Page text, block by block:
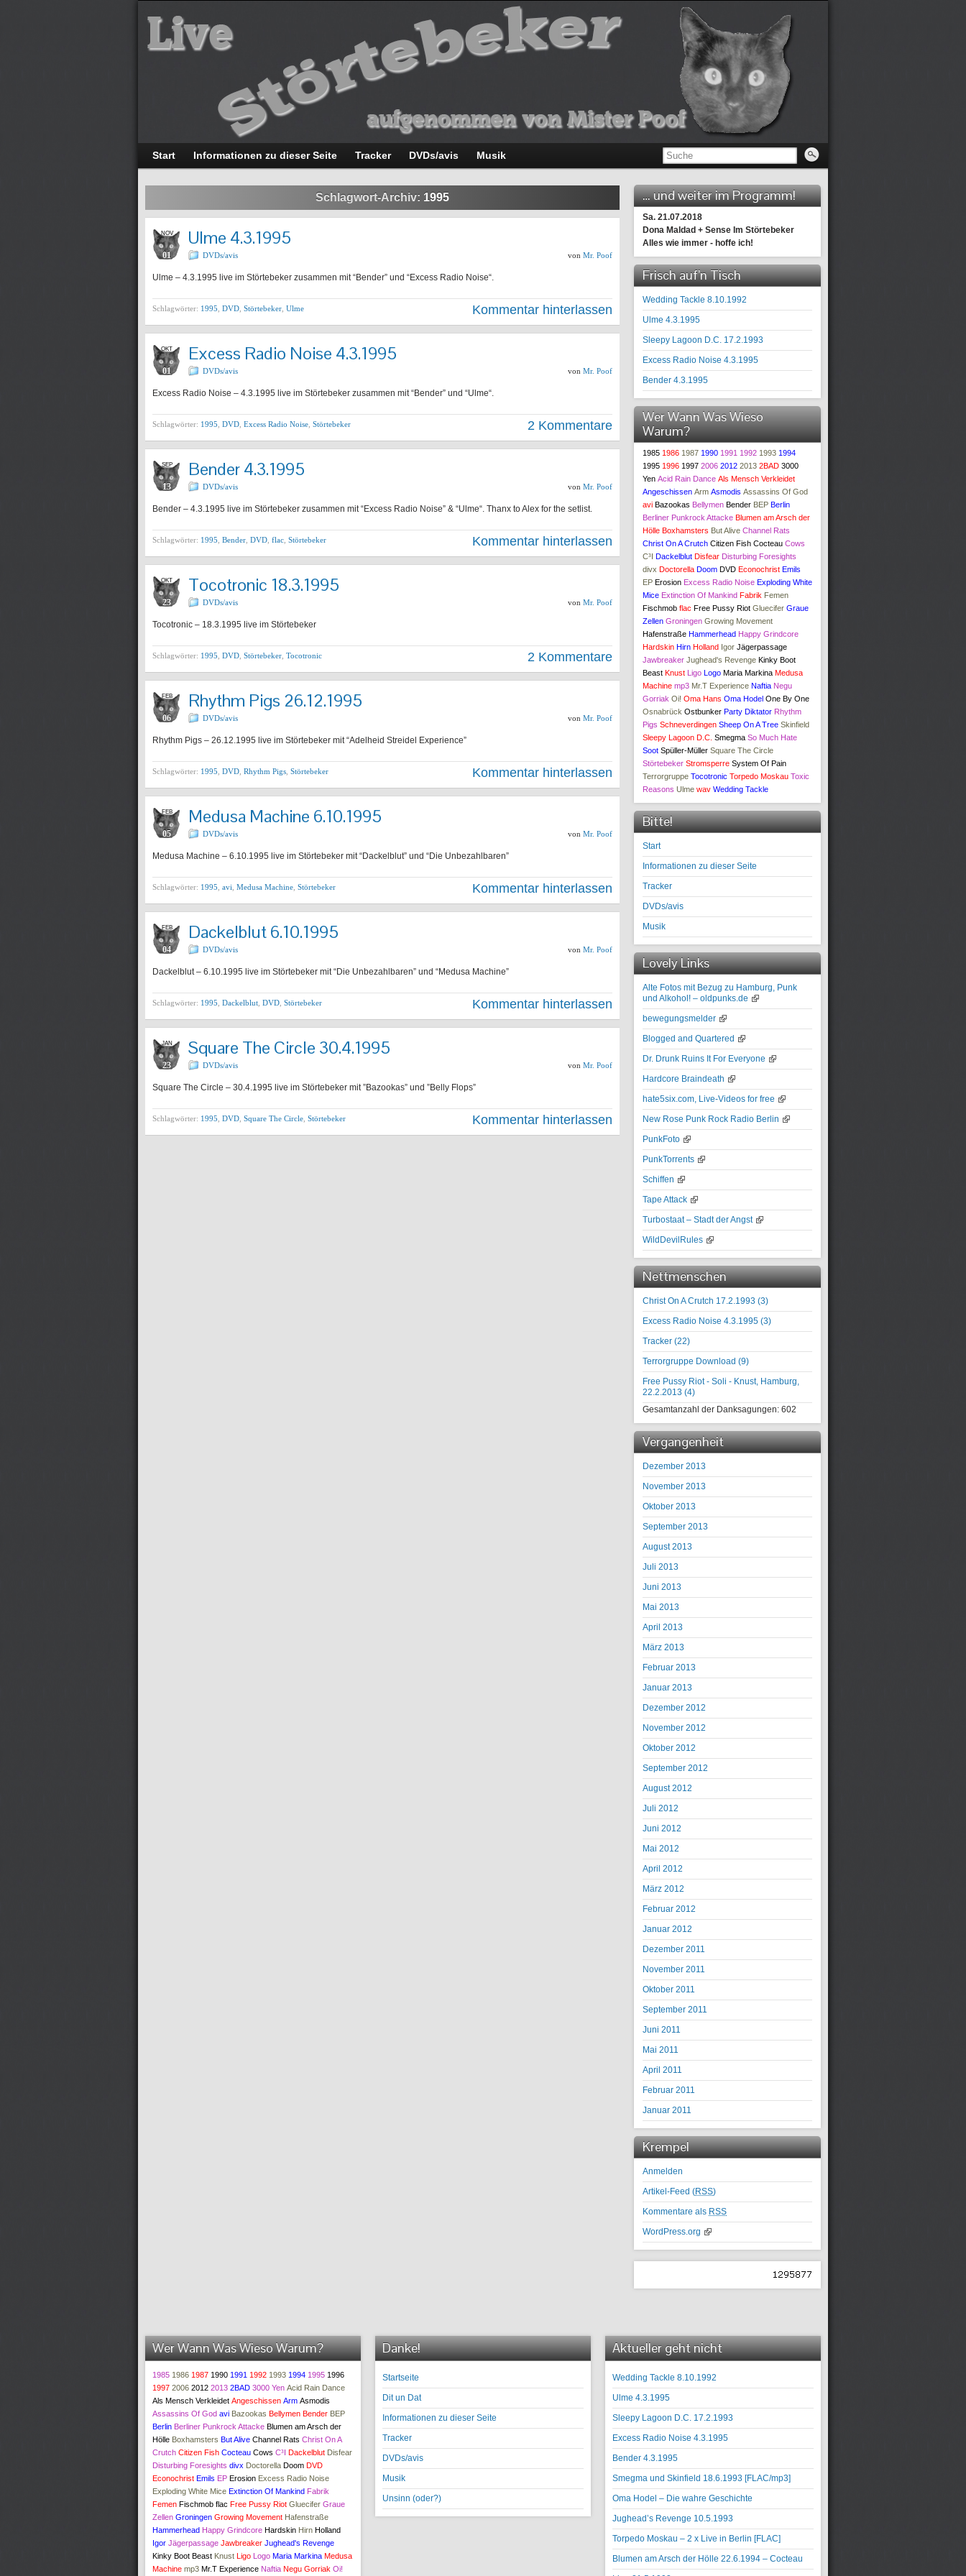
Start Informationen zu dieser Seite Tracker DVDs/avis Musik
Schlagwort-Archiv: 1995
NOV
01
Ulme 4.3.1995
DVDs/avis von Mr. Poof
Ulme – 4.3.1995 live im Störtebeker zusammen mit “Bender” und “Excess Radio Noise“.
Schlagwörter: 1995 DVD Störtebeker Ulme Kommentar hinterlassen
OKT
01
Excess Radio Noise 4.3.1995
DVDs/avis von Mr. Poof
Excess Radio Noise – 4.3.1995 live im Störtebeker zusammen mit “Bender” und “Ulme“.
Schlagwörter: 1995 DVD Excess Radio Noise Störtebeker 2 Kommentare
SEP
13
Bender 4.3.1995
DVDs/avis von Mr. Poof
Bender – 4.3.1995 live im Störtebeker zusammen mit “Excess Radio Noise” & “Ulme“. Thanx to Alex for the setlist.
Schlagwörter: 1995 Bender DVD flac Störtebeker Kommentar hinterlassen
OKT
23
Tocotronic 18.3.1995
DVDs/avis von Mr. Poof
Tocotronic – 18.3.1995 live im Störtebeker
Schlagwörter: 1995 DVD Störtebeker Tocotronic 2 Kommentare
FEB
06
Rhythm Pigs 26.12.1995
DVDs/avis von Mr. Poof
Rhythm Pigs – 26.12.1995 live im Störtebeker mit “Adelheid Streidel Experience”
Schlagwörter: 1995 DVD Rhythm Pigs Störtebeker Kommentar hinterlassen
FEB
05
Medusa Machine 6.10.1995
DVDs/avis von Mr. Poof
Medusa Machine – 6.10.1995 live im Störtebeker mit “Dackelblut” und “Die Unbezahlbaren”
Schlagwörter: 1995 avi Medusa Machine Störtebeker Kommentar hinterlassen
FEB
04
Dackelblut 6.10.1995
DVDs/avis von Mr. Poof
Dackelblut – 6.10.1995 live im Störtebeker mit “Die Unbezahlbaren” und “Medusa Machine”
Schlagwörter: 1995 Dackelblut DVD Störtebeker Kommentar hinterlassen
JAN
23
Square The Circle 30.4.1995
DVDs/avis von Mr. Poof
Square The Circle – 30.4.1995 live im Störtebeker mit ”Bazookas” und ”Belly Flops”
Schlagwörter: 1995 DVD Square The Circle Störtebeker Kommentar hinterlassen
… und weiter im Programm!
Sa. 21.07.2018
Dona Maldad + Sense Im Störtebeker
Alles wie immer - hoffe ich!
Frisch auf’n Tisch
Wedding Tackle 8.10.1992
Ulme 4.3.1995
Sleepy Lagoon D.C. 17.2.1993
Excess Radio Noise 4.3.1995
Bender 4.3.1995
Wer Wann Was Wieso
Warum?
1985 1986 1987 1990 1991 1992 1993 1994
1995 1996 1997 2006 2012 2013 2BAD 3000
Yen Acid Rain Dance Als Mensch Verkleidet
Angeschissen Arm Asmodis Assassins Of God
avi Bazookas Bellymen Bender BEP Berlin
Berliner Punkrock Attacke Blumen am Arsch der
Hölle Boxhamsters But Alive Channel Rats
Christ On A Crutch Citizen Fish Cocteau Cows
C³I Dackelblut Disfear Disturbing Foresights
divx Doctorella Doom DVD Econochrist Emils
EP Erosion Excess Radio Noise Exploding White
Mice Extinction Of Mankind Fabrik Femen
Fischmob flac Free Pussy Riot Gluecifer Graue
Zellen Groningen Growing Movement
Hafenstraße Hammerhead Happy Grindcore
Hardskin Hirn Holland Igor Jägerpassage
Jawbreaker Jughead's Revenge Kinky Boot
Beast Knust Ligo Logo Maria Markina Medusa
Machine mp3 Mr.T Experience Naftia Negu
Gorriak Oi! Oma Hans Oma Hodel One By One
Osnabrück Ostbunker Party Diktator Rhythm
Pigs Schneverdingen Sheep On A Tree Skinfield
Sleepy Lagoon D.C. Smegma So Much Hate
Soot Spüller-Müller Square The Circle
Störtebeker Stromsperre System Of Pain
Terrorgruppe Tocotronic Torpedo Moskau Toxic
Reasons Ulme wav Wedding Tackle
Bitte!
Start
Informationen zu dieser Seite
Tracker
DVDs/avis
Musik
Lovely Links
Alte Fotos mit Bezug zu Hamburg, Punk
und Alkohol! – oldpunks.de
bewegungsmelder
Blogged and Quartered
Dr. Drunk Ruins It For Everyone
Hardcore Braindeath
hate5six.com, Live-Videos for free
New Rose Punk Rock Radio Berlin
PunkFoto
PunkTorrents
Schiffen
Tape Attack
Turbostaat – Stadt der Angst
WildDevilRules
Nettmenschen
Christ On A Crutch 17.2.1993 (3)
Excess Radio Noise 4.3.1995 (3)
Tracker (22)
Terrorgruppe Download (9)
Free Pussy Riot - Soli - Knust, Hamburg,
22.2.2013 (4)
Gesamtanzahl der Danksagungen: 602
Vergangenheit
Dezember 2013
November 2013
Oktober 2013
September 2013
August 2013
Juli 2013
Juni 2013
Mai 2013
April 2013
März 2013
Februar 2013
Januar 2013
Dezember 2012
November 2012
Oktober 2012
September 2012
August 2012
Juli 2012
Juni 2012
Mai 2012
April 2012
März 2012
Februar 2012
Januar 2012
Dezember 2011
November 2011
Oktober 2011
September 2011
Juni 2011
Mai 2011
April 2011
Februar 2011
Januar 2011
Krempel
Anmelden
Artikel-Feed (RSS)
Kommentare als RSS
WordPress.org
Wer Wann Was Wieso Warum?
1985 1986 1987 1990 1991 1992 1993 1994 1995 1996
1997 2006 2012 2013 2BAD 3000 Yen Acid Rain Dance
Als Mensch Verkleidet Angeschissen Arm Asmodis
Assassins Of God avi Bazookas Bellymen Bender BEP
Berlin Berliner Punkrock Attacke Blumen am Arsch der
Hölle Boxhamsters But Alive Channel Rats Christ On A
Crutch Citizen Fish Cocteau Cows C³I Dackelblut Disfear
Disturbing Foresights divx Doctorella Doom DVD
Econochrist Emils EP Erosion Excess Radio Noise
Exploding White Mice Extinction Of Mankind Fabrik
Femen Fischmob flac Free Pussy Riot Gluecifer Graue
Zellen Groningen Growing Movement Hafenstraße
Hammerhead Happy Grindcore Hardskin Hirn Holland
Igor Jägerpassage Jawbreaker Jughead's Revenge
Kinky Boot Beast Knust Ligo Logo Maria Markina Medusa
Machine mp3 Mr.T Experience Naftia Negu Gorriak Oi!
Danke!
Startseite
Dit un Dat
Informationen zu dieser Seite
Tracker
DVDs/avis
Musik
Unsinn (oder?)
Aktueller geht nicht
Wedding Tackle 8.10.1992
Ulme 4.3.1995
Sleepy Lagoon D.C. 17.2.1993
Excess Radio Noise 4.3.1995
Bender 4.3.1995
Smegma und Skinfield 18.6.1993 [FLAC/mp3]
Oma Hodel – Die wahre Geschichte
Jughead’s Revenge 10.5.1993
Torpedo Moskau – 2 x Live in Berlin [FLAC]
Blumen am Arsch der Hölle 22.6.1994 – Cocteau